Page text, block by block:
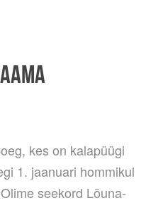
kes on kalapüügi
1. jaanuari hommikul
seekord Lõuna-